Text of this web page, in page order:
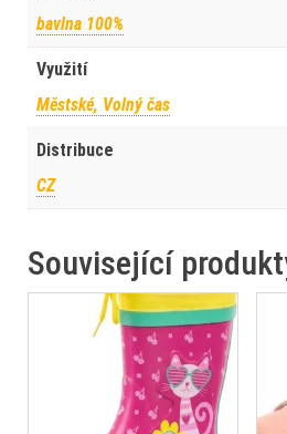
bavlna 100%
Využití
Městské, Volný čas
Distribuce
CZ
Související